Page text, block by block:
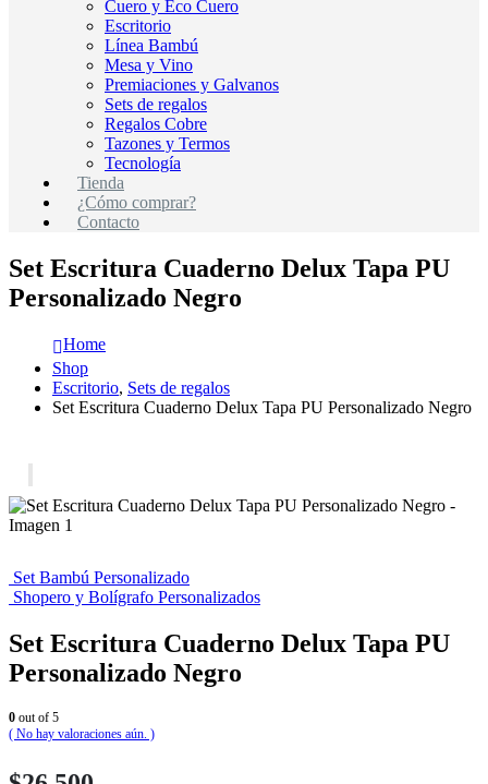
Cuero y Eco Cuero
Escritorio
Línea Bambú
Mesa y Vino
Premiaciones y Galvanos
Sets de regalos
Regalos Cobre
Tazones y Termos
Tecnología
Tienda
¿Cómo comprar?
Contacto
Set Escritura Cuaderno Delux Tapa PU
Personalizado Negro
Home
Shop
Escritorio, Sets de regalos
Set Escritura Cuaderno Delux Tapa PU Personalizado Negro
Set Bambú Personalizado
Shopero y Bolígrafo Personalizados
Set Escritura Cuaderno Delux Tapa PU
Personalizado Negro
0 out of 5
( No hay valoraciones aún. )